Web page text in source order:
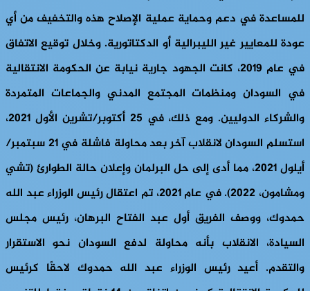
للمساعدة في دعم وحماية عملية الإصلاح هذه والتخفيف من أي
عودة للمعايير غير الليبرالية أو الدكتاتورية. وخلال توقيع الاتفاق
في عام 2019، كانت الجهود جارية نيابة عن الحكومة الانتقالية
في السودان ومنظمات المجتمع المدني والجماعات المتمردة
والشركاء الدوليين. ومع ذلك، في 25 أكتوبر/تشرين الأول 2021،
استسلم السودان لانقلاب آخر بعد محاولة فاشلة في 21 سبتمبر/
أيلول 2021، مما أدى إلى حل البرلمان وإعلان حالة الطوارئ (تشي
ومشامون، 2022). في عام 2021، تم اعتقال رئيس الوزراء عبد الله
حمدوك، ووصف الفريق أول عبد الفتاح البرهان، رئيس مجلس
السيادة، الانقلاب بأنه محاولة لدفع السودان نحو الاستقرار
والتقدم. أعيد رئيس الوزراء عبد الله حمدوك لاحقًا كرئيس